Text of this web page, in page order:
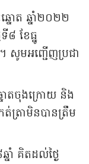
នោត ឆ្នាំ២០២២
៨ ខែធ្នូ
សូមអញ្ជើញប្រជា
ោតចុងក្រោយ និង
ត្រាមិនបានត្រឹម
ាំ គិតដល់ថ្ងៃ